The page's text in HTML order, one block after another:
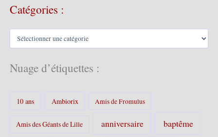
h
s
Catégories :
C
é
g
Nuage d’étiquettes :
10 ans Ambiorix Amis de Fromulus
Amis des Géants de Lille anniversaire baptême